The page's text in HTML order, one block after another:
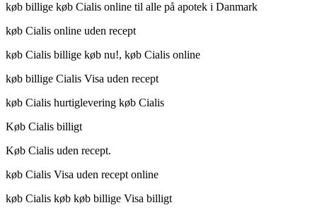
køb billige køb Cialis online til alle på apotek i Danmark
køb Cialis online uden recept
køb Cialis billige køb nu!, køb Cialis online
køb billige Cialis Visa uden recept
køb Cialis hurtiglevering køb Cialis
Køb Cialis billigt
Køb Cialis uden recept.
køb Cialis Visa uden recept online
køb Cialis køb køb billige Visa billigt